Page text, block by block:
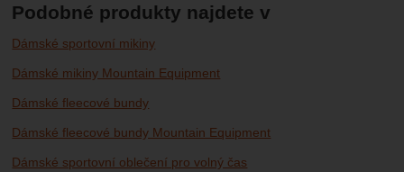
Podobné produkty najdete v
Dámské sportovní mikiny
Dámské mikiny Mountain Equipment
Dámské fleecové bundy
Dámské fleecové bundy Mountain Equipment
Dámské sportovní oblečení pro volný čas